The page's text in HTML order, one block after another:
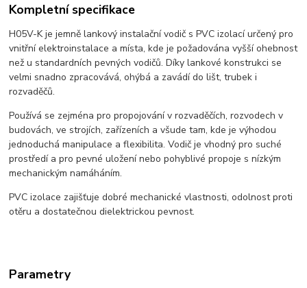
Kompletní specifikace
H05V-K je jemně lankový instalační vodič s PVC izolací určený pro
vnitřní elektroinstalace a místa, kde je požadována vyšší ohebnost
než u standardních pevných vodičů. Díky lankové konstrukci se
velmi snadno zpracovává, ohýbá a zavádí do lišt, trubek i
rozvaděčů.
Používá se zejména pro propojování v rozvaděčích, rozvodech v
budovách, ve strojích, zařízeních a všude tam, kde je výhodou
jednoduchá manipulace a flexibilita. Vodič je vhodný pro suché
prostředí a pro pevné uložení nebo pohyblivé propoje s nízkým
mechanickým namáháním.
PVC izolace zajišťuje dobré mechanické vlastnosti, odolnost proti
otěru a dostatečnou dielektrickou pevnost.
Parametry